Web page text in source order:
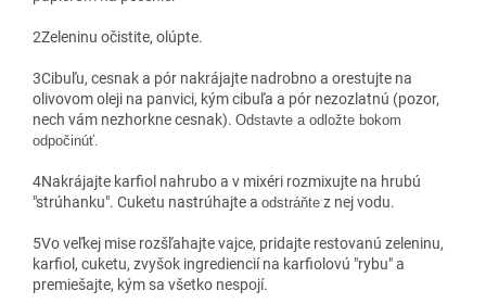
2Zeleninu očistite, olúpte.
3Cibuľu, cesnak a pór nakrájajte nadrobno a orestujte na
olivovom oleji na panvici, kým cibuľa a pór nezozlatnú (pozor,
nech vám nezhorkne cesnak). Odstavte a odložte bokom
odpočinúť.
4Nakrájajte karfiol nahrubo a v mixéri rozmixujte na hrubú
"strúhanku". Cuketu nastrúhajte a odstráňte z nej vodu.
5Vo veľkej mise rozšľahajte vajce, pridajte restovanú zeleninu,
karfiol, cuketu, zvyšok ingrediencií na karfiolovú "rybu" a
premiešajte, kým sa všetko nespojí.